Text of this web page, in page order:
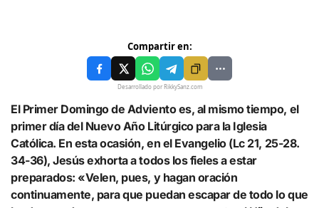
Compartir en:
Desarrollado por RikkySanz.com
El Primer Domingo de Adviento es, al mismo tiempo, el
primer día del Nuevo Año Litúrgico para la Iglesia
Católica. En esta ocasión, en el Evangelio (Lc 21, 25-28.
34-36), Jesús exhorta a todos los fieles a estar
preparados: «Velen, pues, y hagan oración
continuamente, para que puedan escapar de todo lo que